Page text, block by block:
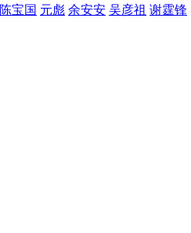
陈宝国 元彪 余安安 吴彦祖 谢霆锋